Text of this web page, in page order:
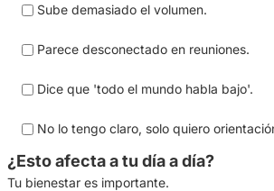
Sube demasiado el volumen.
Parece desconectado en reuniones.
Dice que 'todo el mundo habla bajo'.
No lo tengo claro, solo quiero
¿Esto afecta a tu día a día?
Tu bienestar es importante.